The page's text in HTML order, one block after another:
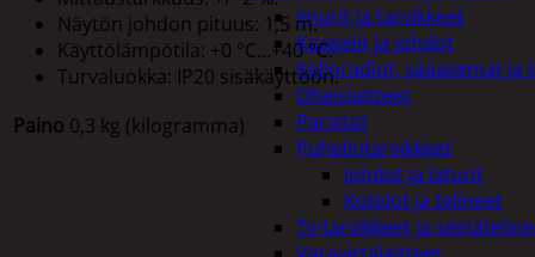
Imurit ja tarvikkeet
Kaapelit ja johdot
Kelloradiot, sääasemat
Oheislaitteet
Paristot
Puhelintarvikkeet
Johdot ja laturit
Kotelot ja telineet
Tv-tarvikkeet ja
Näytön johdon pituus: 1,5 m.
Käyttölämpötila: +0 °C…+40 °C.
Turvaluokka: IP20 sisäkäyttöön.
Paino 0,3 kg (kilogramma)